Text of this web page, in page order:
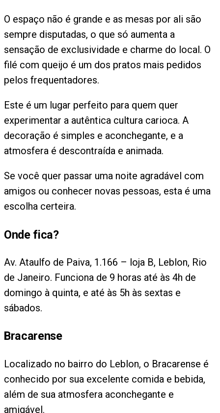
O espaço não é grande e as mesas por ali são
sempre disputadas, o que só aumenta a
sensação de exclusividade e charme do local. O
filé com queijo é um dos pratos mais pedidos
pelos frequentadores.
Este é um lugar perfeito para quem quer
experimentar a autêntica cultura carioca. A
decoração é simples e aconchegante, e a
atmosfera é descontraída e animada.
Se você quer passar uma noite agradável com
amigos ou conhecer novas pessoas, esta é uma
escolha certeira.
Onde fica?
Av. Ataulfo de Paiva, 1.166 – loja B, Leblon, Rio
de Janeiro. Funciona de 9 horas até às 4h de
domingo à quinta, e até às 5h às sextas e
sábados.
Bracarense
Localizado no bairro do Leblon, o Bracarense é
conhecido por sua excelente comida e bebida,
além de sua atmosfera aconchegante e
amigável.